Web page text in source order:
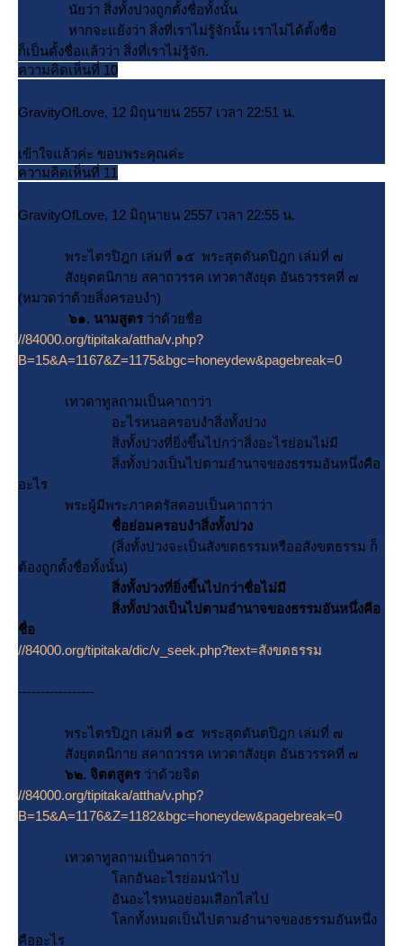
นัยว่า สิ่งทั้งปวงถูกตั้งชื่อทั้งนั้น
หากจะแย้งว่า สิ่งที่เราไม่รู้จักนั้น เราไม่ได้ตั้งชื่อ
ก็เป็นตั้งชื่อแล้วว่า สิ่งที่เราไม่รู้จัก.
ความคิดเห็นที่ 10
GravityOfLove, 12 มิถุนายน 2557 เวลา 22:51 น.
เข้าใจแล้วค่ะ ขอบพระคุณค่ะ
ความคิดเห็นที่ 11
GravityOfLove, 12 มิถุนายน 2557 เวลา 22:55 น.
พระไตรปิฎก เล่มที่ ๑๕ พระสุตตันตปิฎก เล่มที่ ๗
สังยุตตนิกาย สคาถวรรค เทวตาสังยุต อันธวรรคที่ ๗
(หมวดว่าด้วยสิ่งครอบงำ)
๖๑. นามสูตร ว่าด้วยชื่อ
//84000.org/tipitaka/attha/v.php?
B=15&A=1167&Z=1175&bgc=honeydew&pagebreak=0
เทวดาทูลถามเป็นคาถาว่า
อะไรหนอครอบงำสิ่งทั้งปวง
สิ่งทั้งปวงที่ยิ่งขึ้นไปกว่าสิ่งอะไรย่อมไม่มี
สิ่งทั้งปวงเป็นไปตามอำนาจของธรรมอันหนึ่งคือ
อะไร
พระผู้มีพระภาคตรัสตอบเป็นคาถาว่า
ชื่อย่อมครอบงำสิ่งทั้งปวง
(สิ่งทั้งปวงจะเป็นสังขตธรรมหรืออสังขตธรรม ก็
ต้องถูกตั้งชื่อทั้งนั้น)
สิ่งทั้งปวงที่ยิ่งขึ้นไปกว่าชื่อไม่มี
สิ่งทั้งปวงเป็นไปตามอำนาจของธรรมอันหนึ่งคือ
ชื่อ
//84000.org/tipitaka/dic/v_seek.php?text=สังขตธรรม
-----------------
พระไตรปิฎก เล่มที่ ๑๕ พระสุตตันตปิฎก เล่มที่ ๗
สังยุตตนิกาย สคาถวรรค เทวตาสังยุต อันธวรรคที่ ๗
๖๒. จิตตสูตร ว่าด้วยจิต
//84000.org/tipitaka/attha/v.php?
B=15&A=1176&Z=1182&bgc=honeydew&pagebreak=0
เทวดาทูลถามเป็นคาถาว่า
ลกอันอะไรย่อมนำไป
อันอะไรหนอย่อมเสือnไสไป
ลกทั้งหมดเป็นไปตามอำนาจของธรรมอันหนึ่ง
คืออะไร